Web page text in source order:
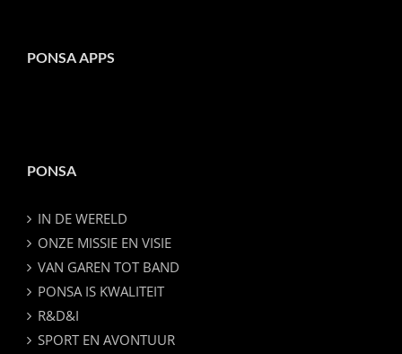
PONSA APPS
PONSA
IN DE WERELD
ONZE MISSIE EN VISIE
VAN GAREN TOT BAND
PONSA IS KWALITEIT
R&D&I
SPORT EN AVONTUUR